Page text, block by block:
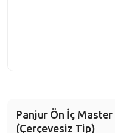
Panjur Ön İç Master
(Çerçevesiz Tip)